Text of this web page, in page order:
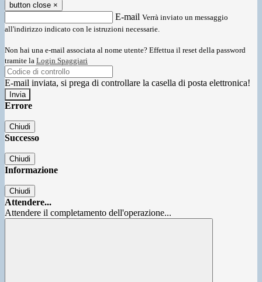
button close ×
E-mail Verrà inviato un messaggio
all'indirizzo indicato con le istruzioni necessarie.
Non hai una e-mail associata al nome utente? Effettua il reset della password
tramite la Login Spaggiari
E-mail inviata, si prega di controllare la casella di posta elettronica!
Errore
Chiudi
Successo
Chiudi
Informazione
Chiudi
Attendere...
Attendere il completamento dell'operazione...